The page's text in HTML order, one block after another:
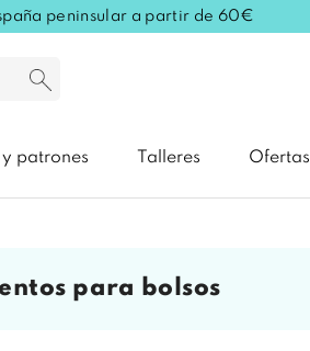
peninsular a partir de 60€
y patrones Talleres Ofertas
para bolsos